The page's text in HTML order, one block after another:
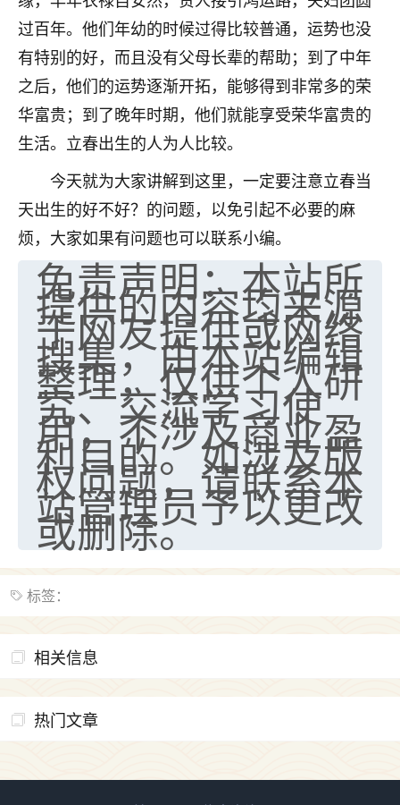
过百年。他们年幼的时候过得比较普通，运势也没
有特别的好，而且没有父母长辈的帮助；到了中年
之后，他们的运势逐渐开拓，能够得到非常多的荣
华富贵；到了晚年时期，他们就能享受荣华富贵的
生活。立春出生的人为人比较。
今天就为大家讲解到这里，一定要注意立春当
天出生的好不好？的问题，以免引起不必要的麻
烦，大家如果有问题也可以联系小编。
免责声明：本站所
提供的内容均来源
于网友提供或网络
搜集，由本站编辑
整理，仅供个人研
究、交流学习使
用，不涉及商业盈
利目的。如涉及版
权问题，请联系本
站管理员予以更改
或删除。
标签：
相关信息
热门文章